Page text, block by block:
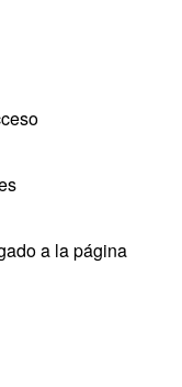
a la página